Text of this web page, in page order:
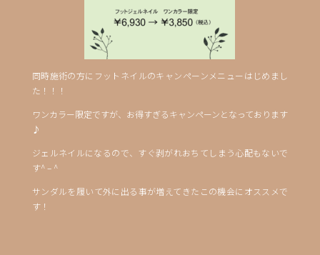
同時施術の方にフットネイルのキャンペーンメニューはじめまし
た！！！
ワンカラー限定ですが、お得すぎるキャンペーンとなっております
♪
ジェルネイルになるので、すぐ剥がれおちてしまう心配もないで
す^ – ^
サンダルを履いて外に出る事が増えてきたこの機会にオススメで
す！